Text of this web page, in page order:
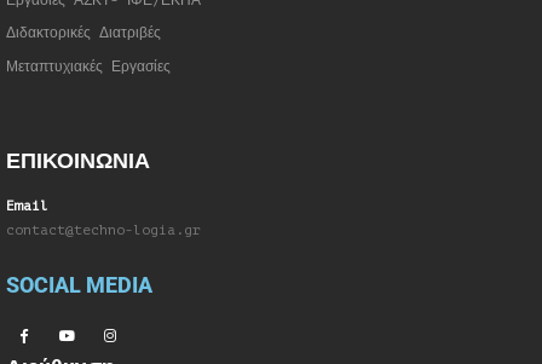
Διδακτορικές Διατριβές
Μεταπτυχιακές Εργασίες
ΕΠΙΚΟΙΝΩΝΙΑ
Email
contact@techno-logia.gr
SOCIAL MEDIA